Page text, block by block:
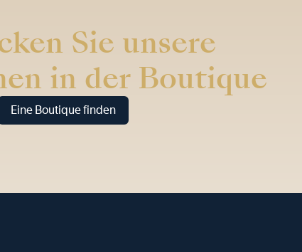
Sie unsere
in der Boutique
Eine Boutique finden